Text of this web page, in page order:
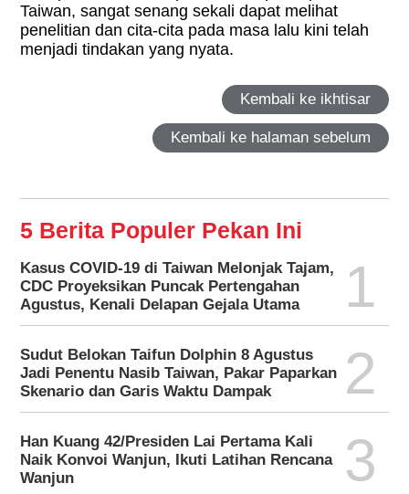
Taiwan, sangat senang sekali dapat melihat
penelitian dan cita-cita pada masa lalu kini telah
menjadi tindakan yang nyata.
Kembali ke ikhtisar
Kembali ke halaman sebelum
5 Berita Populer Pekan Ini
Kasus COVID-19 di Taiwan Melonjak Tajam,
CDC Proyeksikan Puncak Pertengahan
Agustus, Kenali Delapan Gejala Utama
1
Sudut Belokan Taifun Dolphin 8 Agustus
Jadi Penentu Nasib Taiwan, Pakar Paparkan
Skenario dan Garis Waktu Dampak
2
Han Kuang 42/Presiden Lai Pertama Kali
Naik Konvoi Wanjun, Ikuti Latihan Rencana
Wanjun
3